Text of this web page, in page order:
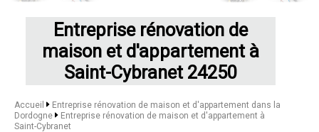
Entreprise rénovation de
maison et d'appartement à
Saint-Cybranet 24250
Accueil
Entreprise rénovation de maison et d'appartement dans la
Dordogne
Entreprise rénovation de maison et d'appartement à
Saint-Cybranet